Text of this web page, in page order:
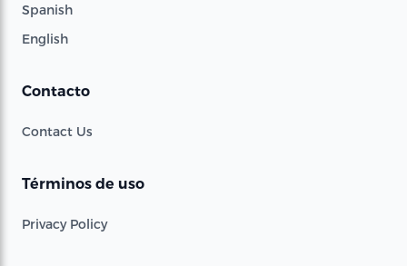
Spanish
English
Contacto
Contact Us
Términos de uso
Privacy Policy